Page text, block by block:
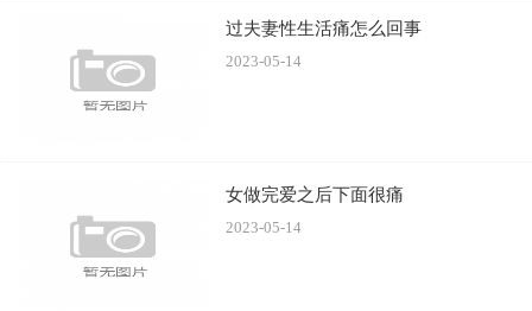
同时还可能会妻子产生厌恶感，平日里很少过性生活，导致
性欲不断下降。性兴奋不足，很容易导致性功能出现障碍，
过夫妻性生活痛怎么回事
2023-05-14
女做完爱之后下面很痛
2023-05-14